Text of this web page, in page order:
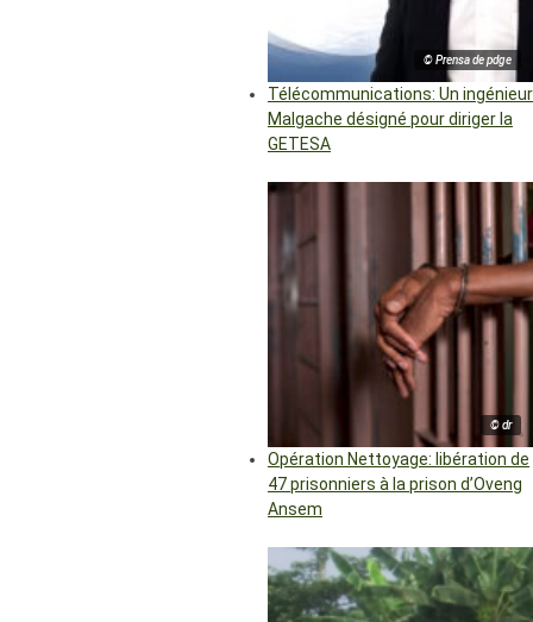
© Prensa de pdge
Télécommunications: Un ingénieur
Malgache désigné pour diriger la
GETESA
© dr
Opération Nettoyage: libération de
47 prisonniers à la prison d’Oveng
Ansem